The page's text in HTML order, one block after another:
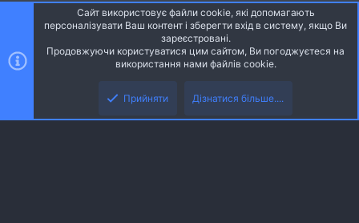
Ніч
Українська (UA)
S
Community platform by XenForo® © 2010-2026 XenForo Ltd.
Community platform by XenForo © 2010-2022 XenForo Ltd. | dev: Pages
Сайт використовує файли cookie, які допомагають
персоналізувати Ваш контент і зберегти вхід в систему, якщо Ви
зареєстровані.
Продовжуючи користуватися цим сайтом, Ви погоджуєтеся на
використання нами файлів cookie.
Прийняти Дізнатися більше....